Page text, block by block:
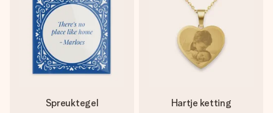
Spreuktegel Hartje ketting